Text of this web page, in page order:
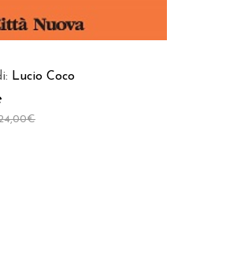
Lucio Coco
€